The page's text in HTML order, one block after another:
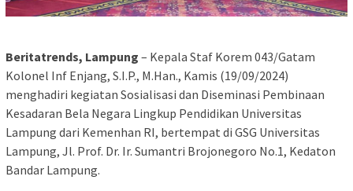
Beritatrends, Lampung – Kepala Staf Korem 043/Gatam
Kolonel Inf Enjang, S.I.P., M.Han., Kamis (19/09/2024)
menghadiri kegiatan Sosialisasi dan Diseminasi Pembinaan
Kesadaran Bela Negara Lingkup Pendidikan Universitas
Lampung dari Kemenhan RI, bertempat di GSG Universitas
Lampung, Jl. Prof. Dr. Ir. Sumantri Brojonegoro No.1, Kedaton
Bandar Lampung.